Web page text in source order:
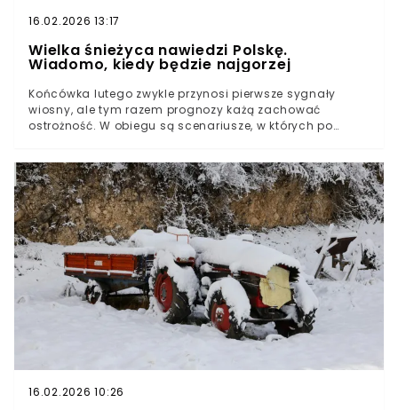
16.02.2026 13:17
Wielka śnieżyca nawiedzi Polskę.
Wiadomo, kiedy będzie najgorzej
Końcówka lutego zwykle przynosi pierwsze sygnały
wiosny, ale tym razem prognozy każą zachować
ostrożność. W obiegu są scenariusze, w których po
marznącego deszczu. W takich układach jedna doba
potrafi sparaliżować drogi, logistykę i codzienne
zakupy. Kluczowe będą najbliższe aktualizacje modeli i
ostrzeżeń.Kiedy modele wskazują najwyższe ryzyko
śnieżycy i marznącego deszczu?Które regiony mogą
dostać najmocniej?Dlaczego temperatura jest tu
kluczowa i wciąż niepewna?
16.02.2026 10:26